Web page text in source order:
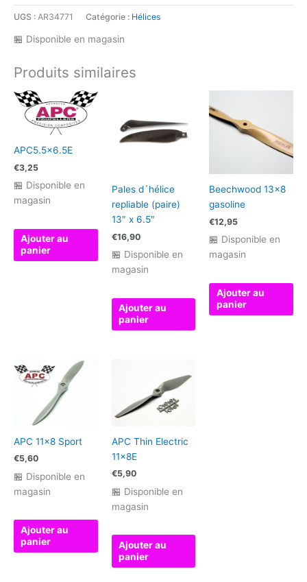
APC
11x3.8
SF
UGS : AR34771 Catégorie : Hélices
🏪 Disponible en magasin
Produits similaires
APC5.5×6.5E
€3,25
🏪 Disponible en
magasin
Ajouter au
panier
Pales d´hélice
repliable (paire)
13″ x 6.5″
€16,90
🏪 Disponible en
magasin
Ajouter au
panier
Beechwood 13×8
gasoline
€12,95
🏪 Disponible en
magasin
Ajouter au
panier
APC 11×8 Sport
€5,60
🏪 Disponible en
magasin
Ajouter au
panier
APC Thin Electric
11x8E
€5,90
🏪 Disponible en
magasin
Ajouter au
panier